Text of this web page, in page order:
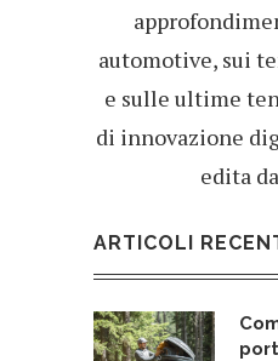
automotive, sui
e sulle ultime
di innovazione
edita
ARTICOLI